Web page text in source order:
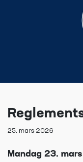
25. mars 2026
Mandag 23.